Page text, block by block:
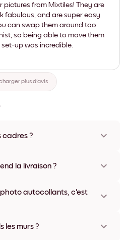
pictures from Mixtiles! They are
fabulous, and are super easy
can swap them around too.
so being able to move them
up was incredible.
plus d'avis
cadres ?
y compris sans cadre ou en
la livraison ?
Livraison express possible dans
suivi accompagne chaque
autocollants, c'est
les murs ?